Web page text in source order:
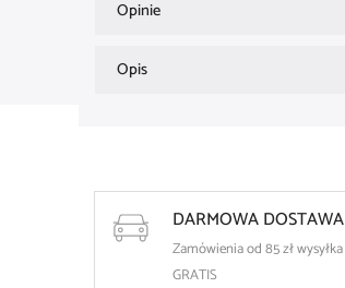
Opinie
Opis
DARMOWA DOSTAWA
Zamówienia od 85 zł wysyłka
GRATIS